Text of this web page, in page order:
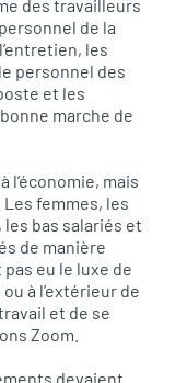
des travailleurs
de la
les
personnel des
et les
marche de
l’économie, mais
femmes, les
bas salariés et
de manière
eu le luxe de
à l’extérieur de
et de se
Zoom.
devaient